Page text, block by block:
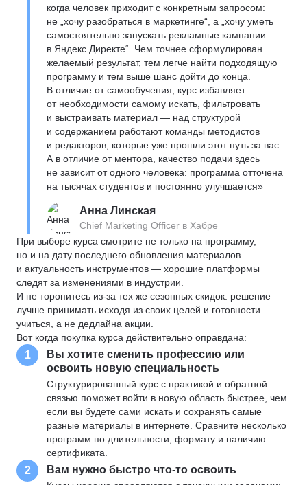
когда человек приходит с конкретным запросом:
не „хочу разобраться в маркетинге“, а „хочу уметь
самостоятельно запускать рекламные кампании
в Яндекс Директе“. Чем точнее сформулирован
желаемый результат, тем легче найти подходящую
программу и тем выше шанс дойти до конца.
В отличие от самообучения, курс избавляет
от необходимости самому искать, фильтровать
и выстраивать материал — над структурой
и содержанием работают команды методистов
и редакторов, которые уже прошли этот путь за вас.
А в отличие от ментора, качество подачи здесь
не зависит от одного человека: программа отточена
на тысячах студентов и постоянно улучшается»
Анна Линская
Chief Marketing Officer в Хабре
При выборе курса смотрите не только на программу,
но и на дату последнего обновления материалов
и актуальность инструментов — хорошие платформы
следят за изменениями в индустрии.
И не торопитесь из-за тех же сезонных скидок: решение
лучше принимать исходя из своих целей и готовности
учиться, а не дедлайна акции.
Вот когда покупка курса действительно оправдана:
1
Вы хотите сменить профессию или
освоить новую специальность
Структурированный курс с практикой и обратной
связью поможет войти в новую область быстрее, чем
если вы будете сами искать и сохранять самые
разные материалы в интернете. Сравните несколько
программ по длительности, формату и наличию
сертификата.
2 Вам нужно быстро что-то освоить